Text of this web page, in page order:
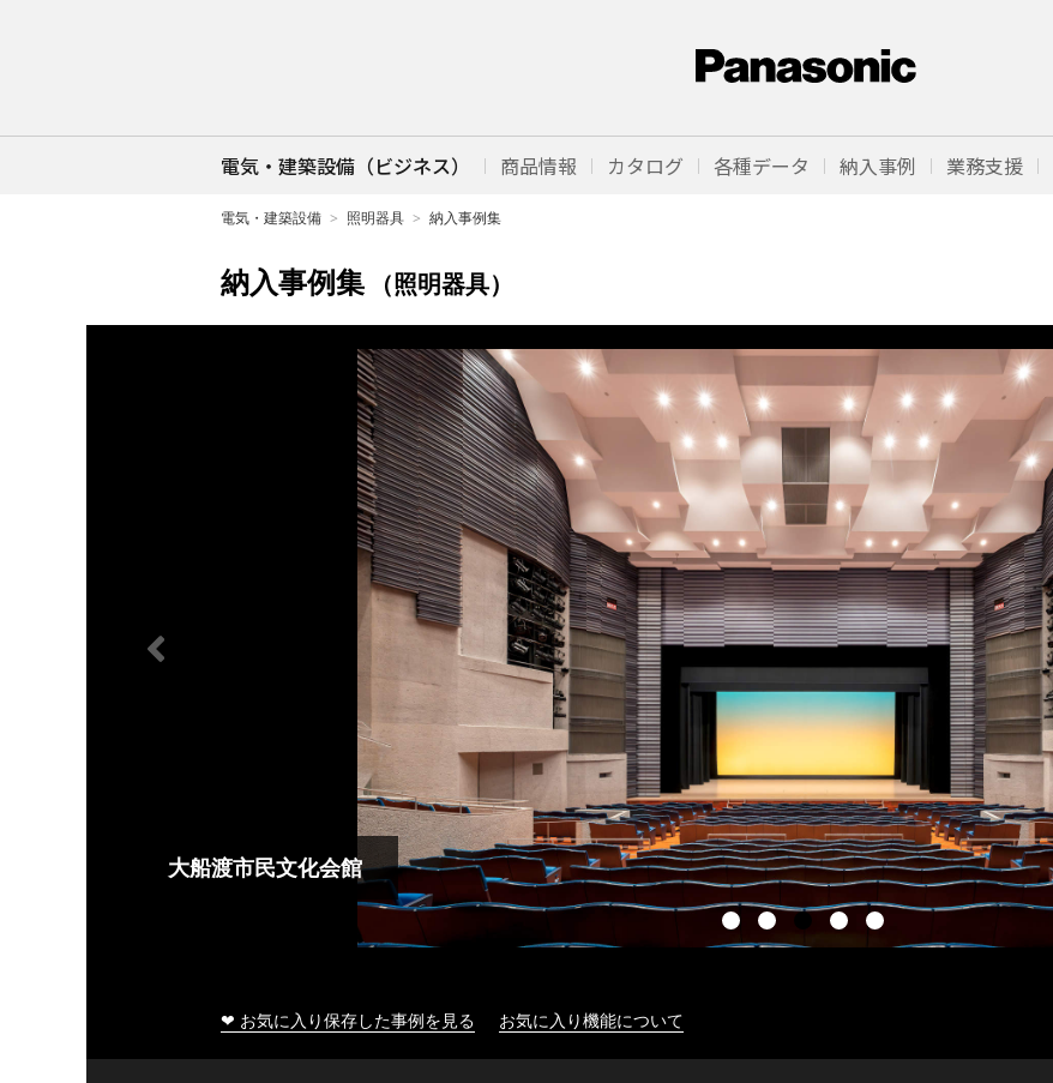
電気・建築設備（ビジネス） 商品情報 カタログ 各種データ 納入事例 業務支援
電気・建築設備 照明器具 納入事例集
納入事例集 （照明器具）
大船渡市民文化会館
❤ お気に入り保存した事例を見る お気に入り機能について